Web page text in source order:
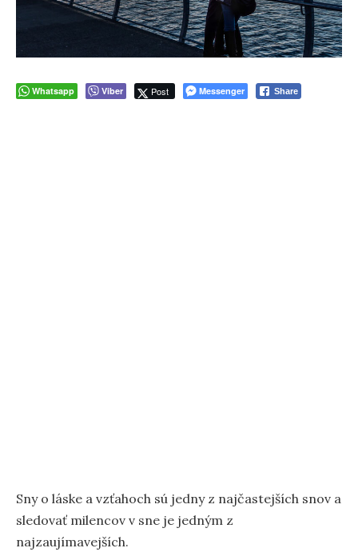
Whatsapp Viber Post Messenger Share
Sny o láske a vzťahoch sú jedny z najčastejších snov a
sledovať milencov v sne je jedným z
najzaujímavejších.